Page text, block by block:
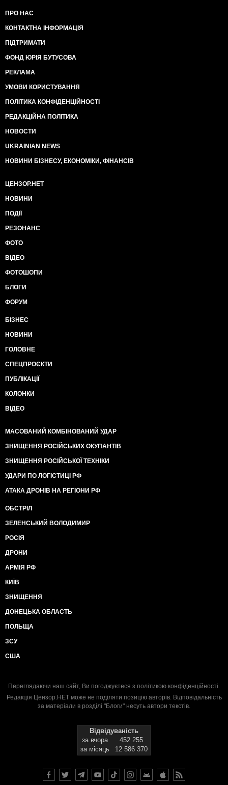
ПРО НАС
КОНТАКТНА ІНФОРМАЦІЯ
ПІДТРИМАТИ
ФОНД ЮРІЯ БУТУСОВА
РЕКЛАМА
УМОВИ КОРИСТУВАННЯ
ПОЛІТИКА КОНФІДЕНЦІЙНОСТІ
РЕДАКЦІЙНА ПОЛІТИКА
НОВОСТИ
UKRAINIAN NEWS
НОВИНИ БІЗНЕСУ, ЕКОНОМІКИ, ФІНАНСІВ
ЦЕНЗОР.НЕТ
НОВИНИ
ПОДІЇ
РЕЗОНАНС
ФОТО
ВІДЕО
ФОТОШОПИ
БЛОГИ
ФОРУМ
БІЗНЕС
НОВИНИ
ГОЛОВНЕ
СПЕЦПРОЄКТИ
ПУБЛІКАЦІЇ
КОЛОНКИ
ВІДЕО
МАСОВАНИЙ КОМБІНОВАНИЙ УДАР
ЗНИЩЕННЯ РОСІЙСЬКИХ ОКУПАНТІВ
ЗНИЩЕННЯ РОСІЙСЬКОЇ ТЕХНІКИ
УДАРИ ПО ЛОГІСТИЦІ РФ
АТАКА ДРОНІВ НА РЕГІОНИ РФ
ОБСТРІЛ
ЗЕЛЕНСЬКИЙ ВОЛОДИМИР
РОСІЯ
ДРОНИ
АРМІЯ РФ
КИЇВ
ЗНИЩЕННЯ
ДОНЕЦЬКА ОБЛАСТЬ
ПОЛЬЩА
ЗСУ
США
Переглядаючи наш сайт, Ви погоджуєтеся з політикою конфіденційності.
Редакція Цензор.НЕТ може не поділяти позицію авторів. Відповідальність
за матеріали в розділі "Блоги" несуть автори текстів.
Відвідуваність
за вчора
452 255
за місяць
12 586 370